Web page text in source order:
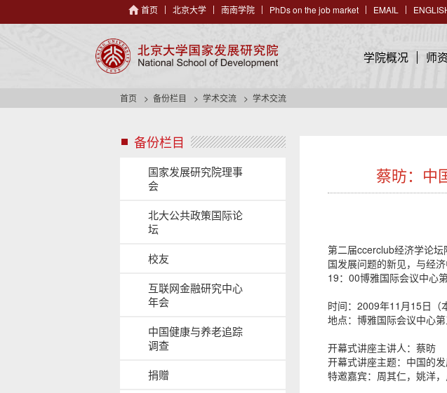
首页 北京大学 南南学院 PhDs on the job market EMAIL
学院概况 师
首页 备份栏目 学术交流 学术交流
备份栏目 s
d
a
d
e
b
a
国家发展研究院理事
会
北大公共政策国际论
坛
校友
互联网金融研究中心
年会
中国健康与养老追踪
调查
捐赠
蔡昉：中
第二届ccerclub经济学论
国发展问题的新见，与经
19：00博雅国际会议中心
时间：2009年11月15日（
地点：博雅国际会议中心
开幕式讲座主讲人：蔡昉
开幕式讲座主题：中国的
特邀嘉宾：周其仁，姚洋